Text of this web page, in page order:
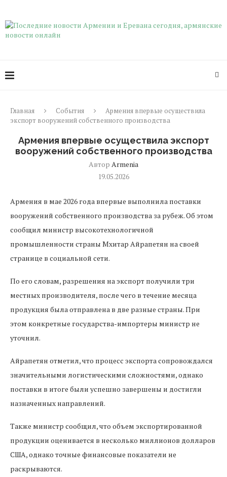
Главная События
Армения впервые осуществила
экспорт вооружений собственного производства
Армения впервые осуществила экспорт
вооружений собственного производства
Автор Armenia
19.05.2026
Армения в мае 2026 года впервые выполнила поставки
вооружений собственного производства за рубеж. Об этом
сообщил министр высокотехнологичной
промышленности страны Мхитар Айрапетян на своей
странице в социальной сети.
По его словам, разрешения на экспорт получили три
местных производителя, после чего в течение месяца
продукция была отправлена в две разные страны. При
этом конкретные государства-импортеры министр не
уточнил.
Айрапетян отметил, что процесс экспорта сопровождался
значительными логистическими сложностями, однако
поставки в итоге были успешно завершены и достигли
назначенных направлений.
Также министр сообщил, что объем экспортированной
продукции оценивается в несколько миллионов долларов
США, однако точные финансовые показатели не
раскрываются.